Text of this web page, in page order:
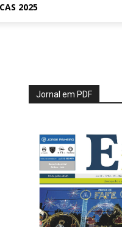
2025
Jornal em PDF